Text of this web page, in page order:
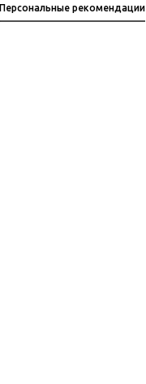
Персональные рекомендации